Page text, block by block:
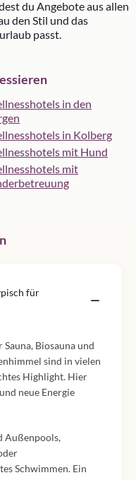
du Angebote aus allen
den Stil und das
passt.
in den
in Kolberg
mit Hund
mit
für
Biosauna und
sind in vielen
Highlight. Hier
neue Energie
Außenpools,
Schwimmen. Ein